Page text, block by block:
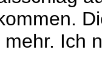
Ich